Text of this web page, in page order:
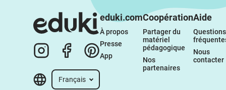
Français
eduki.com
À propos
Presse
App
Coopération
Partager du
matériel
pédagogique
Nos
partenaires
Aide
Questions
Nous
contacter